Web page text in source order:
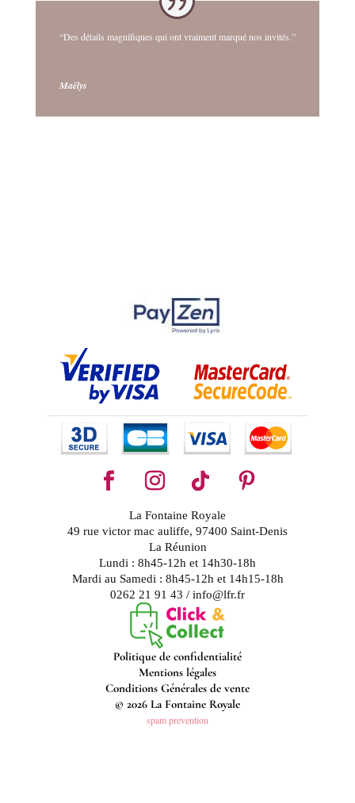
“Des détails magnifiques qui ont vraiment marqué nos invités.”
Maëlys
La Fontaine Royale
49 rue victor mac auliffe, 97400 Saint-Denis
La Réunion
Lundi : 8h45-12h et 14h30-18h
Mardi au Samedi : 8h45-12h et 14h15-18h
0262 21 91 43 / info@lfr.fr
Politique de confidentialité
Mentions légales
Conditions Générales de vente
© 2026 La Fontaine Royale
spam prevention